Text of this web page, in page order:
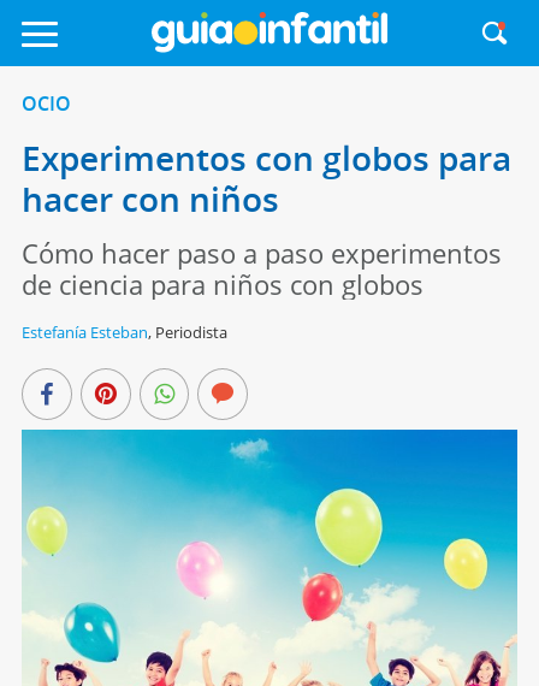
OCIO
Experimentos con globos para
hacer con niños
Cómo hacer paso a paso experimentos
de ciencia para niños con globos
Estefanía Esteban, Periodista